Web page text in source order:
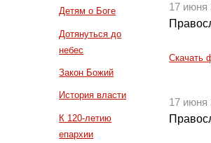
Детям о Боге
Дотянуться до
небес
Закон Божий
История власти
К 120-летию
епархии
17 июня
Скачать
17 июня